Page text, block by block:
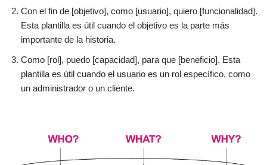
Con el fin de [objetivo], como [usuario], quiero [funcionalidad].
Esta plantilla es útil cuando el objetivo es la parte más
importante de la historia.
Como [rol], puedo [capacidad], para que [beneficio]. Esta
plantilla es útil cuando el usuario es un rol específico, como
un administrador o un cliente.